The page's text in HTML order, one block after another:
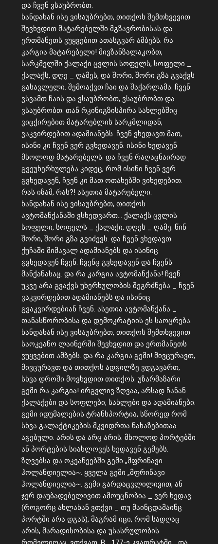
და ჩვენ ვსაუბრობთ.
ხანდახან ისე ვისაუბრებთ, თითქოს შემთხვევით
შევხვდით მატარებელში მგზავრობისას და
ერთმანეთს ვუყვებით ათასგვარ ამბებს. რა
კარგია მატარებელი! მივზანზალაკობთ,
სარკმელში ქალაქი ცვლის სოფელს, სოფელი _
ქალაქს, დღე _ ღამეს, და შორი, შორი გზა გვაქვს
გასავლელი. შემოაქვთ ჩაი და შაქარლამა. ჩვენ
ვსვამთ ჩაის და ვსაუბრობთ, ვსაუბრობთ და
ვსაუბრობთ. თან რკინიგზისპირა სახლებშიც
ვიცქირებით მატარებლის სარკმლიდან,
ვაკვირდებით ადამიანებს. ჩვენ ვხედავთ მათ,
ისინი კი ჩვენ ვერ გვხედავენ. ისინი ხედავენ
მხოლოდ მატარებელს. და ჩვენ რაღაცნაირად
გვეუხერხულება კიდეც, რომ ისინი ჩვენ ვერ
გვხედავენ, ჩვენ კი მათ ოთახებში ვიხედებით.
რას იზამ, რას?! ასეთია მატარებელი.
ხანდახან ისე ვისაუბრებთ, თითქოს
ავტომანქანაში ვსხედვართ… ქალაქს ცვლის
სოფელი, სოფელს _ ქალაქი, დღეს _ ღამე. წინ
შორი, შორი გზა გვიძევს. და ჩვენ ვხედავთ
ქუჩაში მიმავალ ადამიანებს და ისინიც
გვხედავენ ჩვენ. ჩვენც გვხედავენ და ჩვენს
მანქანასაც. და რა კარგია ავტომანქანა! ჩვენ
უკვე არა გვაქვს უხერხულობის შეგრძნება _ ჩვენ
ვაკვირდებით ადამიანებს და ისინიც
გვაკვირდებიან ჩვენ. ასეთია ავტომანქანა _
თანასწორობისა და დემოკრატიის ეს საოცრება.
ხანდახან ისე ვისაუბრებთ, თითქოს შემთხვევით
საოკეანო ლაინერში შევხვდით და ერთმანეთს
ვუყვებით ამბებს. და რა კარგია გემი! მივცურავთ,
მივცურავთ და თითქოს ადგილზე ვდგავართ,
სხვა დროში მოვხვდით თითქოს. უზარმაზარი
გემი რა კარგია! ირგვლივ ზღვაა, არსად ჩანან
ქალაქები და სოფლები, სახლები და ადამიანები.
გემი იდუმალების ტრანსპორტია, სწორედ რომ
სხვა გალაქტიკების მკვიდრთა ნახაზებითაა
აგებული. არის და არც არის. მხოლოდ პორტებში
ან პორტების სიახლოვეს ხედავენ გემებს.
ზღვებსა და ოკეანეებში გემი „მფრინავი
ჰოლანდიელია~. ყველა გემი „მფრინავი
ჰოლანდიელია~. გემი გარდაცვლილივით, ან
ჯერ დაუბადებელივით ამოუცნობია _ ვერ ხედავ
(როგორც ახლახან ვთქვი _ თუ მაინცდამაინც
პორტში არა დგას), მაგრამ იცი, რომ სადღაც
არის, მარადისობისა და უსასრულობის